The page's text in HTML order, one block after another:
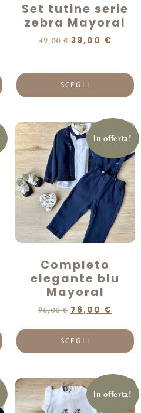
Set tutine serie
zebra Mayoral
49,00€ 39,00 €
SCEGLI
In offerta!
Completo
elegante blu
Mayoral
96,00€ 76,00 €
SCEGLI
In offerta!